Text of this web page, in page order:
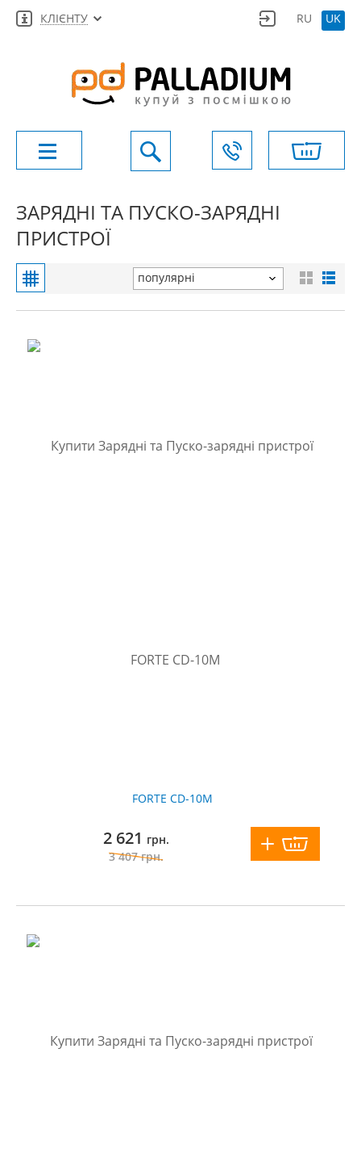
КЛІЄНТУ RU UK
ЗАРЯДНІ ТА ПУСКО-ЗАРЯДНІ
ПРИСТРОЇ
популярні
FORTE CD-10М
2 621 грн.
3 407грн.